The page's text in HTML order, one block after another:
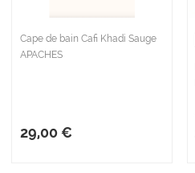
Cape de bain Cafi Khadi Sauge
APACHES
29,00 €